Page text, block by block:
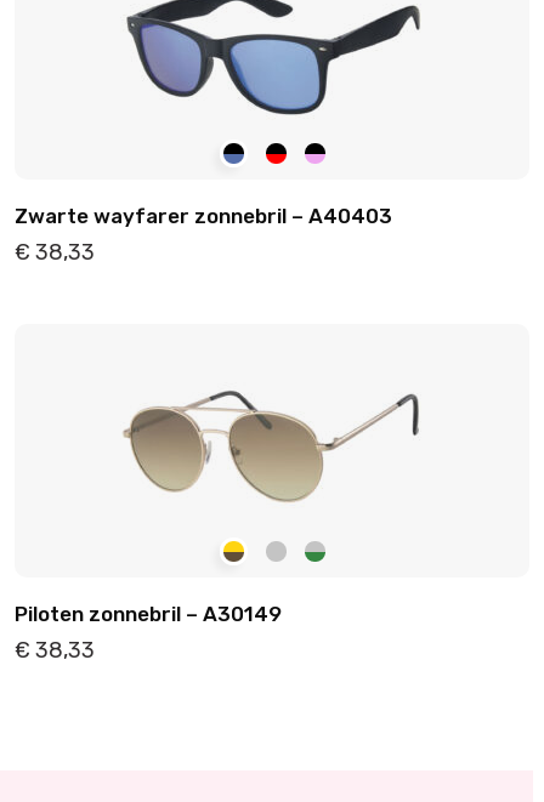
Zwarte wayfarer zonnebril – A40403
€ 38,33
Piloten zonnebril – A30149
€ 38,33